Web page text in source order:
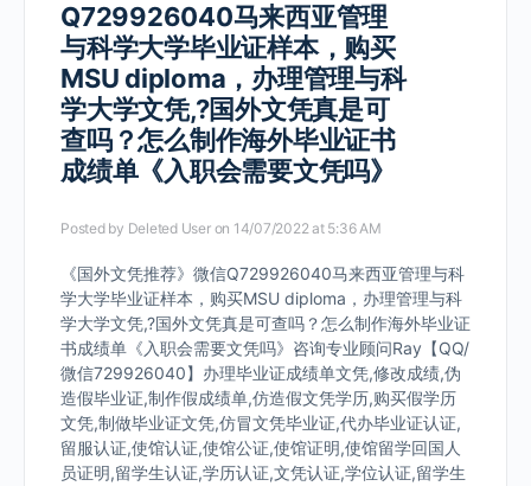
Q729926040马来西亚管理
与科学大学毕业证样本，购买
MSU diploma，办理管理与科
学大学文凭,?国外文凭真是可
查吗？怎么制作海外毕业证书
成绩单《入职会需要文凭吗》
Posted by Deleted User on 14/07/2022 at 5:36 AM
《国外文凭推荐》微信Q729926040马来西亚管理与科
学大学毕业证样本，购买MSU diploma，办理管理与科
学大学文凭,?国外文凭真是可查吗？怎么制作海外毕业证
书成绩单《入职会需要文凭吗》咨询专业顾问Ray【QQ/
微信729926040】办理毕业证成绩单文凭,修改成绩,伪
造假毕业证,制作假成绩单,仿造假文凭学历,购买假学历
文凭,制做毕业证文凭,仿冒文凭毕业证,代办毕业证认证,
留服认证,使馆认证,使馆公证,使馆证明,使馆留学回国人
员证明,留学生认证,学历认证,文凭认证,学位认证,留学生